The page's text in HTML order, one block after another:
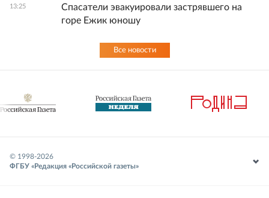
13:25
Спасатели эвакуировали застрявшего на
горе Ежик юношу
Все новости
© 1998-2026
ФГБУ «Редакция «Российской газеты»